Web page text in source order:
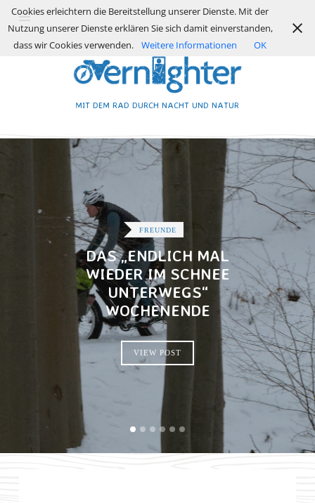
MIT DEM RAD DURCH NACHT UND NATUR
FREUNDE
DAS „ENDLICH MAL
WIEDER IM SCHNEE
UNTERWEGS“
WOCHENENDE
VIEW POST
Cookies erleichtern die Bereitstellung unserer Dienste. Mit der
Nutzung unserer Dienste erklären Sie sich damit einverstanden,
dass wir Cookies verwenden.
Weitere Informationen OK